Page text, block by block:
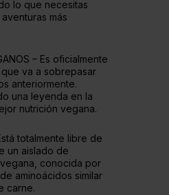
lo que necesitas
más
– Es oficialmente
va a sobrepasar
anteriormente.
una leyenda en la
nutrición vegana.
totalmente libre de
un aislado de
conocida por
aminoácidos similar
carne.